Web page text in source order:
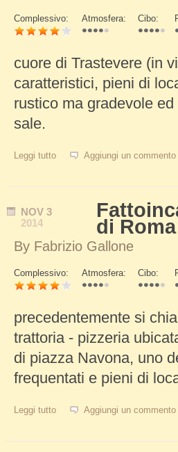
Schede Verticali
Complessivo: Atmosfera: Cibo:
cuore di Trastevere (in
caratteristici, pieni di
rustico ma gradevole
sale.
Leggi tutto su Ristorante Il Ciak, ottima
Aggiungi un commento
NOV 3
2014
di Roma
By Fabrizio Gallone
Schede Verticali
Complessivo: Atmosfera: Cibo:
precedentemente si
trattoria - pizzeria
di piazza Navona, uno
frequentati e pieni di
Leggi tutto su Fattoincasa, ottima
Aggiungi un commento